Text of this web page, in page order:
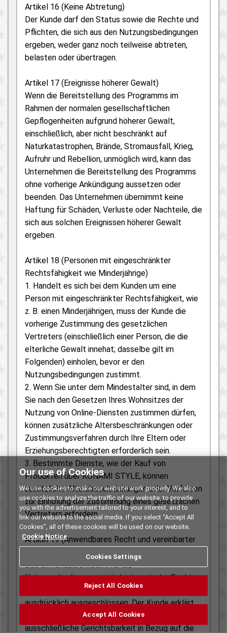
Artikel 16 (Keine Abtretung)
Der Kunde darf den Status sowie die Rechte und
Pflichten, die sich aus den Nutzungsbedingungen
ergeben, weder ganz noch teilweise abtreten,
belasten oder übertragen.
Artikel 17 (Ereignisse höherer Gewalt)
Wenn die Bereitstellung des Programms im
Rahmen der normalen gesellschaftlichen
Gepflogenheiten aufgrund höherer Gewalt,
einschließlich, aber nicht beschränkt auf
Naturkatastrophen, Brände, Stromausfall, Krieg,
Aufruhr und Rebellion, unmöglich wird, kann das
Unternehmen die Bereitstellung des Programms
ohne vorherige Ankündigung aussetzen oder
beenden. Das Unternehmen übernimmt keine
Haftung für Schäden, Verluste oder Nachteile, die
sich aus solchen Ereignissen höherer Gewalt
ergeben.
Artikel 18 (Personen mit eingeschränkter
Rechtsfähigkeit wie Minderjährige)
1. Handelt es sich bei dem Kunden um eine
Person mit eingeschränkter Rechtsfähigkeit, wie
z. B. einen Minderjährigen, muss der Kunde die
vorherige Zustimmung des gesetzlichen
Vertreters (einschließlich einer Person, die die
elterliche Gewalt innehat; dasselbe gilt im
Folgenden) einholen, bevor er den
Nutzungsbedingungen zustimmt.
2. Wenn Sie unter dem Mindestalter sind, in dem
Sie nach den Gesetzen Ihres Wohnsitzes der
Nutzung von Online-Diensten zustimmen dürfen,
können zusätzliche Altersbeschränkungen oder
Zustimmungsverfahren durch Ihre Eltern oder
Erziehungsberechtigten erforderlich sein.
3. Bestimmte Dienste, wie der Kauf von
Produkten über KONAMI STYLE, können
zusätzliche Altersbeschränkungen oder Verfahren
zur Einholung der Zustimmung eines gesetzlichen
Vertreters erfordern.
Artikel 19 (Anwendbares Recht und vereinbarter
Das anwendbare Recht für die
Nutzungsbedingungen ist das japanische Recht.
Die Anwendung von Kollisionsnormen wird
ausdrücklich ausgeschlossen. Der Kunde erklärt
sich damit einverstanden, dass die
ausschließliche Gerichtsbarkeit in Bezug auf die
Our use of Cookies
We use cookies to make our website work properly. We also
use cookies to analyze the traffic of our website, to provide
you with the advertisement tailored to your interest, and to
link our website to the social media. If you select “Accept All
Cookies”, all of these cookies will be used on our website.
Cookie Notice
Cookies Settings
Reject All Cookies
Accept All Cookies